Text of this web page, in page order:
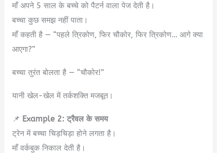
माँ अपने 5 साल के बच्चे को पैटर्न वाला पेज देती है।
बच्चा कुछ समझ नहीं पाता।
माँ कहती है — “पहले त्रिकोण, फिर चौकोर, फिर त्रिकोण… आगे क्या
आएगा?”
बच्चा तुरंत बोलता है — “चौकोर!”
यानी खेल-खेल में तर्कशक्ति मजबूत।
📌 Example 2: ट्रैवल के समय
ट्रेन में बच्चा चिड़चिड़ा होने लगता है।
माँ वर्कबुक निकाल देती है।